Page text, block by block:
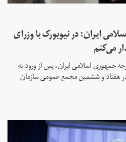
ایران: در نیویورک با وزرای
می‌کنم
جمهوری اسلامی ایران، پس از ورود به
هفتاد و ششمین مجمع عمومی سازمان